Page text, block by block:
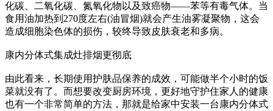
化碳、二氧化碳、氮氧化物以及致癌物——苯等有毒气体。当
食用油加热到270度左右(油冒烟)就会产生油雾凝聚物，这会
造成细胞染色体的损伤，较终导致皮肤衰老和多病。
康内分体式集成灶排烟更彻底
由此看来，长期使用护肤品保养的成效，可能做半个小时的饭
菜就没有了。而想要改变厨房环境，更好地守护住家人的健康
也有一个非常简单的方法，那就是给家中安装一台康内分体式